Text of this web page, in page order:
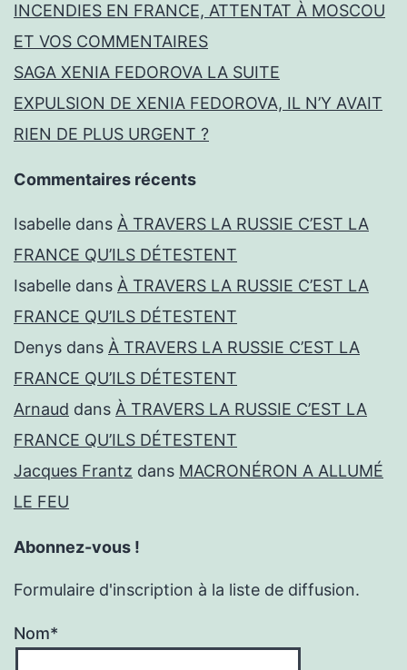
INCENDIES EN FRANCE, ATTENTAT À MOSCOU
ET VOS COMMENTAIRES
SAGA XENIA FEDOROVA LA SUITE
EXPULSION DE XENIA FEDOROVA, IL N’Y AVAIT
RIEN DE PLUS URGENT ?
Commentaires récents
Isabelle dans À TRAVERS LA RUSSIE C’EST LA
FRANCE QU’ILS DÉTESTENT
Isabelle dans À TRAVERS LA RUSSIE C’EST LA
FRANCE QU’ILS DÉTESTENT
Denys dans À TRAVERS LA RUSSIE C’EST LA
FRANCE QU’ILS DÉTESTENT
Arnaud dans À TRAVERS LA RUSSIE C’EST LA
FRANCE QU’ILS DÉTESTENT
Jacques Frantz dans MACRONÉRON A ALLUMÉ
LE FEU
Abonnez-vous !
Formulaire d'inscription à la liste de diffusion.
Nom*